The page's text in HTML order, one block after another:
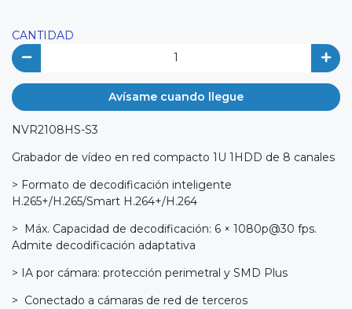
CANTIDAD
Avísame cuando llegue
NVR2108HS-S3
Grabador de vídeo en red compacto 1U 1HDD de 8 canales
> Formato de decodificación inteligente
H.265+/H.265/Smart H.264+/H.264
> Máx. Capacidad de decodificación: 6 × 1080p@30 fps.
Admite decodificación adaptativa
> IA por cámara: protección perimetral y SMD Plus
> Conectado a cámaras de red de terceros